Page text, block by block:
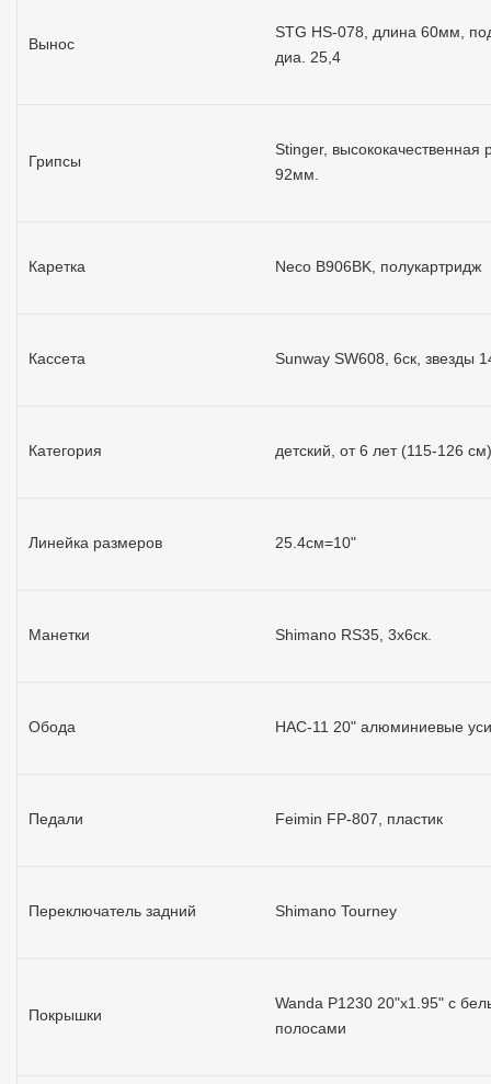
Вынос
STG HS-078, длина 60мм,
диа. 25,4
Грипсы
Stinger, высококачественная
92мм.
Каретка Neco B906BK, полукартридж
Кассета Sunway SW608, 6ск, звезды
Категория детский, от 6 лет (115-126 см)
Линейка размеров 25.4см=10"
Манетки Shimano RS35, 3x6ск.
Обода HAC-11 20" алюминиевые
Педали Feimin FP-807, пластик
Переключатель задний Shimano Tourney
Покрышки
Wanda P1230 20"x1.95" с
полосами